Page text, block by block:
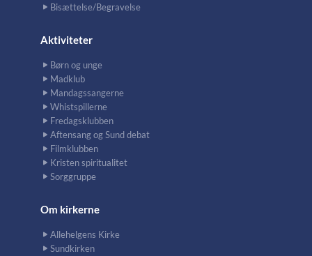
Bisættelse/Begravelse
Aktiviteter
Børn og unge
Madklub
Mandagssangerne
Whistspillerne
Fredagsklubben
Aftensang og Sund debat
Filmklubben
Kristen spiritualitet
Sorggruppe
Om kirkerne
Allehelgens Kirke
Sundkirken